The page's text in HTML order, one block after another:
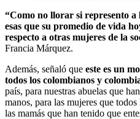
“Como no llorar si represento a
esas que su promedio de vida
respecto a otras mujeres de la
Francia Márquez.
Además, señaló que este es un
todos los colombianos y
país, para nuestras abuelas que
manos, para las mujeres que
las mamás que han tenido que